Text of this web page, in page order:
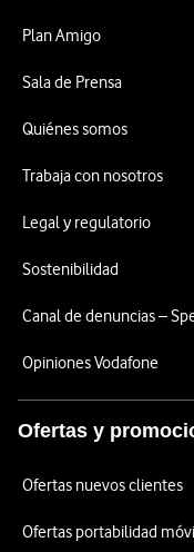
Plan Amigo
Sala de Prensa
Quiénes somos
Trabaja con nosotros
Legal y regulatorio
Sostenibilidad
Canal de denuncias –
Opiniones Vodafone
Ofertas y
Ofertas nuevos clientes
Ofertas portabilidad